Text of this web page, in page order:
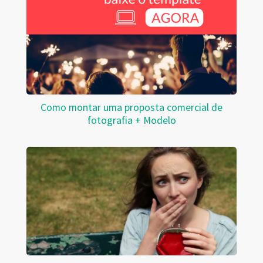
Como montar uma proposta comercial de
fotografia + Modelo